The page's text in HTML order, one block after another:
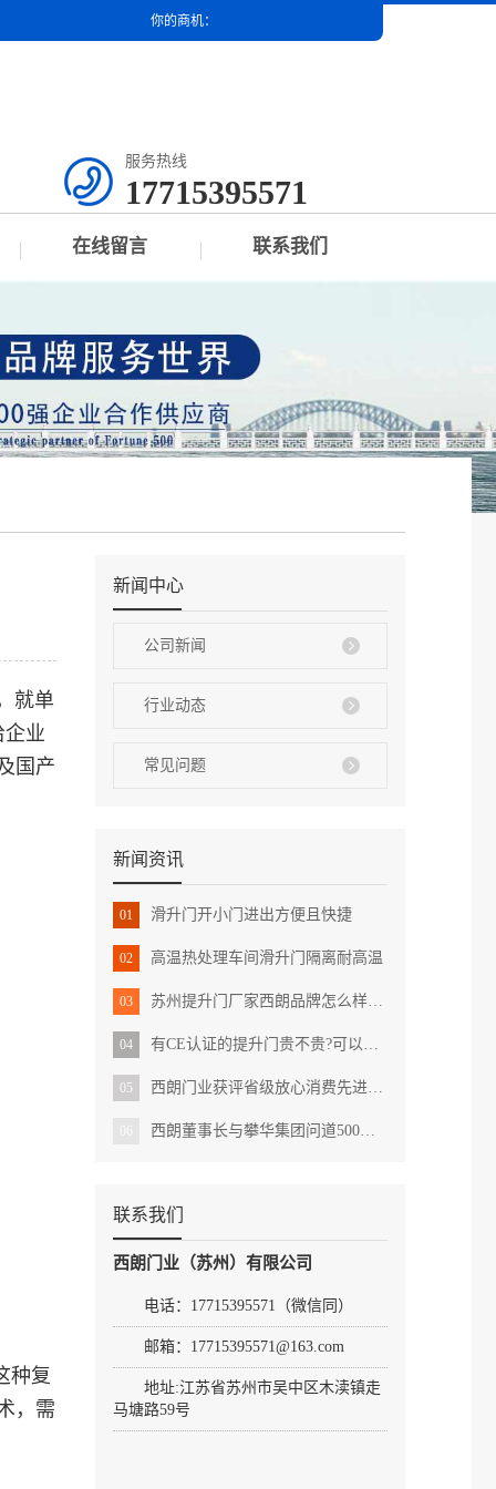
你的商机：
服务热线
17715395571
在线留言 联系我们
新闻中心
公司新闻
行业动态
常见问题
新闻资讯
01 滑升门开小门进出方便且快捷
02 高温热处理车间滑升门隔离耐高温
03 苏州提升门厂家西朗品牌怎么样?用户的真实反馈
04 有CE认证的提升门贵不贵?可以直接出口国外吗?
05 西朗门业获评省级放心消费先进示范单位
西朗董事长与攀华集团问道500强的发展之路
联系我们
西朗门业（苏州）有限公司
电话：17715395571（微信同）
邮箱：17715395571@163.com
地址:江苏省苏州市吴中区木渎镇走
马塘路59号
就单
企业
国产
种复
，需